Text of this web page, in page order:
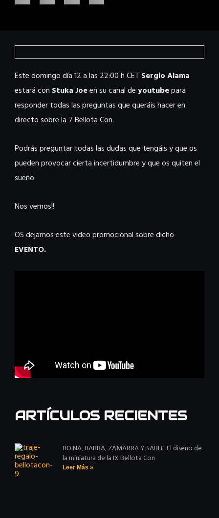
Este domingo día 12 a las 22:00 h CET Sergio Alama
estará con Stuka Joeen su canal deyoutubepara
responder todas las preguntas que queráis hacer en
directo sobre la 7 Bellota Con.
Podrás preguntar todas las dudas que tengáis y que os
pueden provocar cierta incertidumbre y que os quiten el
sueño
Nos vemos!!
OS dejamos este video promocional sobre dicho
EVENTO.
ARTÍCULOS RECIENTES
BOINA, BARBA, ZAMARRA Y SABLE. El diseño de
la miniatura de la IX Bellota Con
Leer Más »